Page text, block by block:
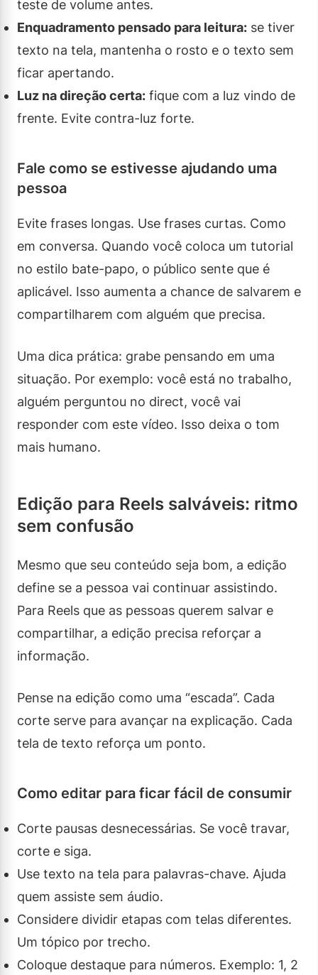
teste de volume antes.
Enquadramento pensado para leitura: se tiver
texto na tela, mantenha o rosto e o texto sem
ficar apertando.
Luz na direção certa: fique com a luz vindo de
frente. Evite contra-luz forte.
Fale como se estivesse ajudando uma
pessoa
Evite frases longas. Use frases curtas. Como
em conversa. Quando você coloca um tutorial
no estilo bate-papo, o público sente que é
aplicável. Isso aumenta a chance de salvarem e
compartilharem com alguém que precisa.
Uma dica prática: grabe pensando em uma
situação. Por exemplo: você está no trabalho,
alguém perguntou no direct, você vai
responder com este vídeo. Isso deixa o tom
mais humano.
Edição para Reels salváveis: ritmo
sem confusão
Mesmo que seu conteúdo seja bom, a edição
define se a pessoa vai continuar assistindo.
Para Reels que as pessoas querem salvar e
compartilhar, a edição precisa reforçar a
informação.
Pense na edição como uma “escada”. Cada
corte serve para avançar na explicação. Cada
tela de texto reforça um ponto.
Como editar para ficar fácil de consumir
Corte pausas desnecessárias. Se você travar,
corte e siga.
Use texto na tela para palavras-chave. Ajuda
quem assiste sem áudio.
Considere dividir etapas com telas diferentes.
Um tópico por trecho.
Coloque destaque para números. Exemplo: 1, 2